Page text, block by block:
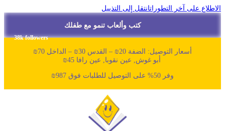
على آخر التطورات انتقل إلى التذييل
كتب وألعاب تنمو مع طفلك
38k followers
أسعار التوصيل: الضفة 20₪ – القدس 30₪ – الداخل 70₪
أبو غوش, عين نقوبا, عين رافا 45₪
وفر 50% على التوصيل للطلبات فوق 987₪